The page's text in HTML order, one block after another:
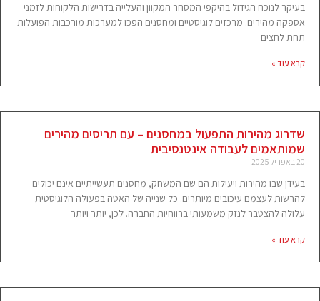
בעיקר לנוכח הגידול בהיקפי המסחר המקוון והעלייה בדרישות הלקוחות לזמני
אספקה מהירים. מרכזים לוגיסטיים ומחסנים הפכו למערכות מורכבות הפועלות
תחת לחצים
קרא עוד »
שדרוג מהירות התפעול במחסנים – עם תריסים מהירים
שמותאמים לעבודה אינטנסיבית
20 באפריל 2025
בעידן שבו מהירות ויעילות הם שם המשחק, מחסנים תעשייתיים אינם יכולים
להרשות לעצמם עיכובים מיותרים. כל שנייה של האטה בפעולה הלוגיסטית
עלולה להצטבר לנזק משמעותי ברווחיות החברה. לכן, יותר ויותר
קרא עוד »